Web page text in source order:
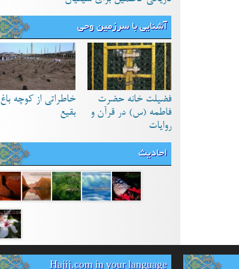
آشنایی با سرزمین وحی
فضیلت خانه حضرت
فاطمه (س) در قرآن و
روایات
خاطراتی از کوچه باغ
بقیع
احادیث
Hajij.com in your language